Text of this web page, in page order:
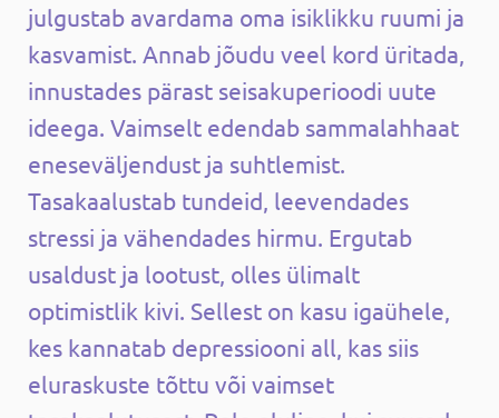
julgustab avardama oma isiklikku ruumi ja
kasvamist. Annab jõudu veel kord üritada,
innustades pärast seisakuperioodi uute
ideega. Vaimselt edendab sammalahhaat
eneseväljendust ja suhtlemist.
Tasakaalustab tundeid, leevendades
stressi ja vähendades hirmu. Ergutab
usaldust ja lootust, olles ülimalt
optimistlik kivi. Sellest on kasu igaühele,
kes kannatab depressiooni all, kas siis
eluraskuste tõttu või vaimset